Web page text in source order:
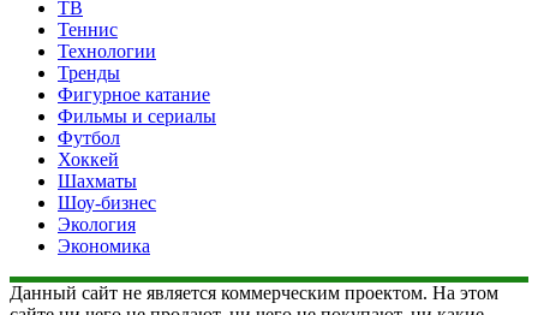
ТВ
Теннис
Технологии
Тренды
Фигурное катание
Фильмы и сериалы
Футбол
Хоккей
Шахматы
Шоу-бизнес
Экология
Экономика
Данный сайт не является коммерческим проектом. На этом